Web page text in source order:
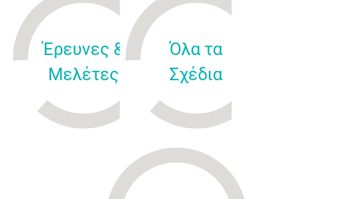
Έρευνες &
Μελέτες
Όλα τα
Σχέδια